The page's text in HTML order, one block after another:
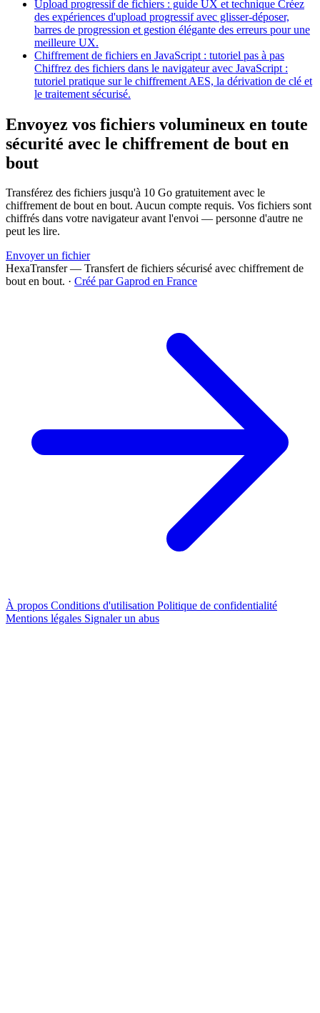
Upload progressif de fichiers : guide UX et technique Créez
des expériences d'upload progressif avec glisser-déposer,
barres de progression et gestion élégante des erreurs pour une
meilleure UX.
Chiffrement de fichiers en JavaScript : tutoriel pas à pas
Chiffrez des fichiers dans le navigateur avec JavaScript :
tutoriel pratique sur le chiffrement AES, la dérivation de clé et
le traitement sécurisé.
Envoyez vos fichiers volumineux en toute
sécurité avec le chiffrement de bout en
bout
Transférez des fichiers jusqu'à 10 Go gratuitement avec le
chiffrement de bout en bout. Aucun compte requis. Vos fichiers sont
chiffrés dans votre navigateur avant l'envoi — personne d'autre ne
peut les lire.
Envoyer un fichier
HexaTransfer — Transfert de fichiers sécurisé avec chiffrement de
bout en bout. · Créé par Gaprod en France
À propos Conditions d'utilisation Politique de confidentialité
Mentions légales Signaler un abus